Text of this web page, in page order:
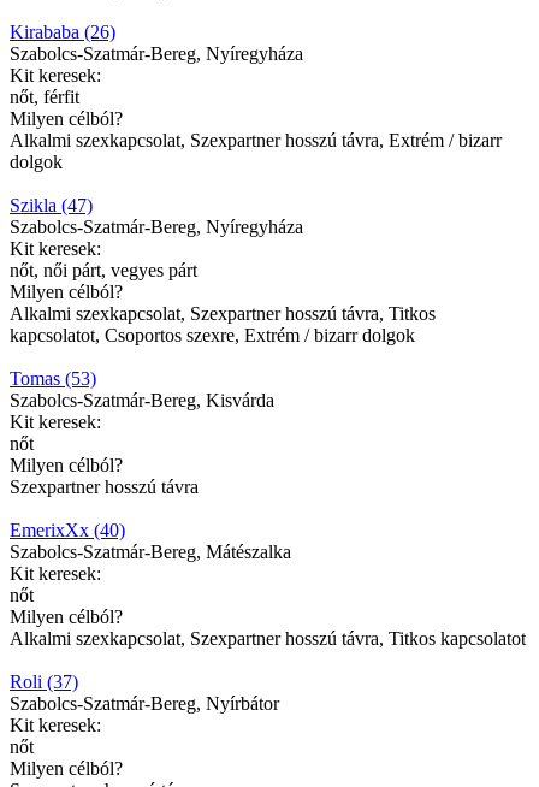
Kirababa (26)
Szabolcs-Szatmár-Bereg, Nyíregyháza
Kit keresek:
nőt, férfit
Milyen célból?
Alkalmi szexkapcsolat, Szexpartner hosszú távra, Extrém / bizarr
dolgok
Szikla (47)
Szabolcs-Szatmár-Bereg, Nyíregyháza
Kit keresek:
nőt, női párt, vegyes párt
Milyen célból?
Alkalmi szexkapcsolat, Szexpartner hosszú távra, Titkos
kapcsolatot, Csoportos szexre, Extrém / bizarr dolgok
Tomas (53)
Szabolcs-Szatmár-Bereg, Kisvárda
Kit keresek:
nőt
Milyen célból?
Szexpartner hosszú távra
EmerixXx (40)
Szabolcs-Szatmár-Bereg, Mátészalka
Kit keresek:
nőt
Milyen célból?
Alkalmi szexkapcsolat, Szexpartner hosszú távra, Titkos kapcsolatot
Roli (37)
Szabolcs-Szatmár-Bereg, Nyírbátor
Kit keresek:
nőt
Milyen célból?